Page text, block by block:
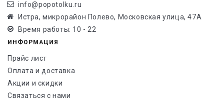
info@popotolku.ru
Истра, микрорайон Полево, Московская улица, 47А
Время работы: 10 - 22
ИНФОРМАЦИЯ
Прайс лист
Оплата и доставка
Акции и скидки
Связаться с нами